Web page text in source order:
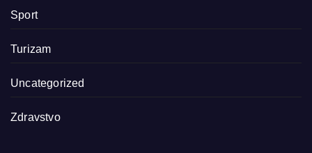
Sport
Turizam
Uncategorized
Zdravstvo